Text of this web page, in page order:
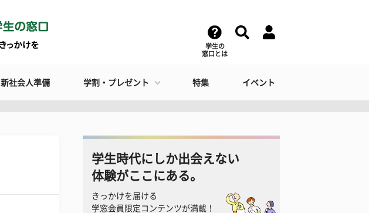
学生の
窓口とは
新社会人準備 学割・プレゼント 特集 イベント
学生時代にしか出会えない
体験がここにある。
きっかけを届ける
学窓会員限定コンテンツが満載！